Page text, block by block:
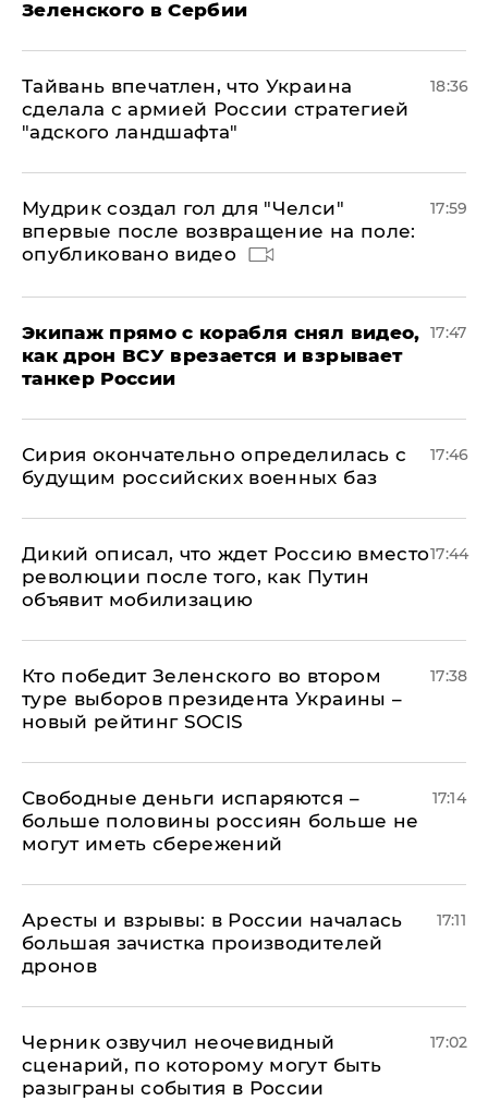
Зеленского в Сербии
Тайвань впечатлен, что Украина
сделала с армией России стратегией
"адского ландшафта"
18:36
Мудрик создал гол для "Челси"
впервые после возвращение на поле:
опубликовано видео
17:59
Экипаж прямо с корабля снял видео,
как дрон ВСУ врезается и взрывает
танкер России
17:47
Сирия окончательно определилась с
будущим российских военных баз
17:46
Дикий описал, что ждет Россию вместо
революции после того, как Путин
объявит мобилизацию
17:44
Кто победит Зеленского во втором
туре выборов президента Украины –
новый рейтинг SOCIS
17:38
Свободные деньги испаряются –
больше половины россиян больше не
могут иметь сбережений
17:14
Аресты и взрывы: в России началась
большая зачистка производителей
дронов
17:11
Черник озвучил неочевидный
сценарий, по которому могут быть
разыграны события в России
17:02